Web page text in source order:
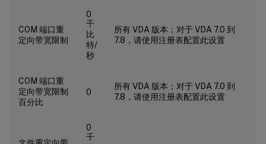
COM 端口重
定向带宽限制
0
千
比
特/
秒
所有 VDA 版本；对于 VDA 7.0 到
7.8，请使用注册表配置此设置
COM 端口重
定向带宽限制
百分比
0
所有 VDA 版本；对于 VDA 7.0 到
7.8，请使用注册表配置此设置
0
千